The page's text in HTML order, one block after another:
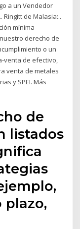
a un Vendedor
Ringitt de Malasia:..
mínima
derecho de
o un
venta de efectivo,
venta de metales
y SPEI. Más
de
listados
plazo,